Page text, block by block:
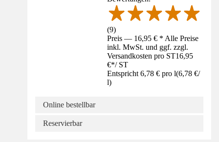
(9)
Preis — 16,95 € * Alle Preise
inkl. MwSt. und ggf. zzgl.
Versandkosten pro ST16,95
€*/ ST
Entspricht 6,78 € pro l(6,78 €/
l)
Online bestellbar
Reservierbar